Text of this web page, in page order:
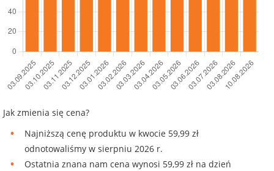
Jak zmienia się cena?
Najniższą cenę produktu w kwocie 59,99 zł
odnotowaliśmy w sierpniu 2026 r.
Ostatnia znana nam cena wynosi 59,99 zł na dzień